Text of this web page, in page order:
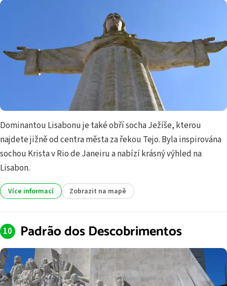
Dominantou Lisabonu je také obří socha Ježíše, kterou
najdete jižně od centra města za řekou Tejo. Byla inspirována
sochou Krista v Rio de Janeiru a nabízí krásný výhled na
Lisabon.
Více informací Zobrazit na mapě
Padrão dos Descobrimentos